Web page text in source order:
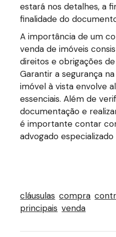
estará nos detalhes, a
finalidade do
A importância de um
venda de imóveis
direitos e obrigações
Garantir a segurança
imóvel à vista envolve
essenciais. Além de
documentação e
é importante contar
advogado
cláusulas compra
principais venda